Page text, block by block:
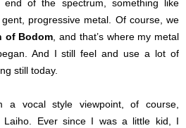
of the spectrum, something like
gent, progressive metal. Of course, we
of Bodom , and that’s where my metal
And I still feel and use a lot of
still today.
a vocal style viewpoint, of course,
Laiho. Ever since I was a little kid, I